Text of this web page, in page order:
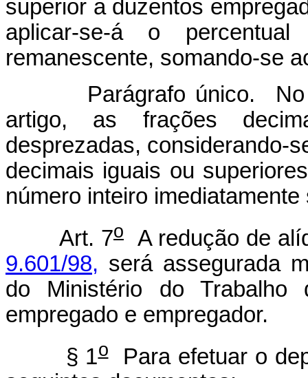
superior a duzentos
aplicar-se-á o
remanescente, somando-se
Parágrafo único. No
artigo, as frações
desprezadas, considerando-
decimais iguais ou
número inteiro imediatamente
Art. 7o
A redução de
9.601/98, será assegurada
do Ministério do Trabalho
empregado e empregador.
§ 1oPara efetuar o